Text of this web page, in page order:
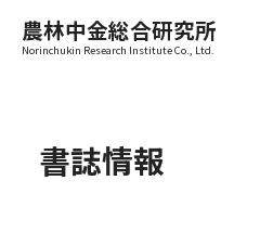
農林中金総合研究所
Norinchukin Research Institute Co., Ltd.
書誌情報